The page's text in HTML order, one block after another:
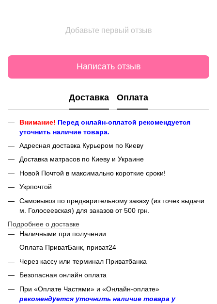
Добавьте первый отзыв
Написать отзыв
Доставка Оплата
Внимание! Перед онлайн-оплатой рекомендуется
уточнить наличие товара.
Адресная доставка Курьером по Киеву
Доставка матрасов по Киеву и Украине
Новой Почтой в максимально короткие сроки!
Укрпочтой
Самовывоз по предварительному заказу (из точек выдачи
м. Голосеевская) для заказов от 500 грн.
Подробнее о доставке
Наличными при получении
Оплата ПриватБанк, приват24
Через кассу или терминал Приватбанка
Безопасная онлайн оплата
При «Оплате Частями» и «Онлайн-оплате»
рекомендуется уточнить наличие товара у